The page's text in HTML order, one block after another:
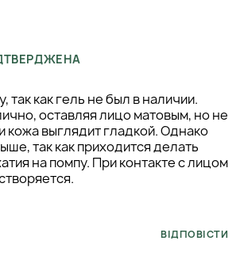
так как гель не был в наличии.
оставляя лицо матовым, но не
кожа выглядит гладкой. Однако
так как приходится делать
на помпу. При контакте с лицом
ВІДПОВІСТИ